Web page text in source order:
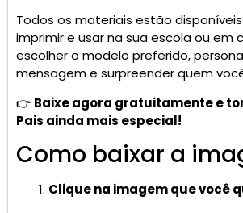
Todos os materiais estão
imprimir e usar na sua escola ou em
escolher o modelo preferido,
mensagem e surpreender quem
👉 Baixe agora gratuitamente e
Pais ainda mais especial!
Como baixar a
Clique na imagem que você